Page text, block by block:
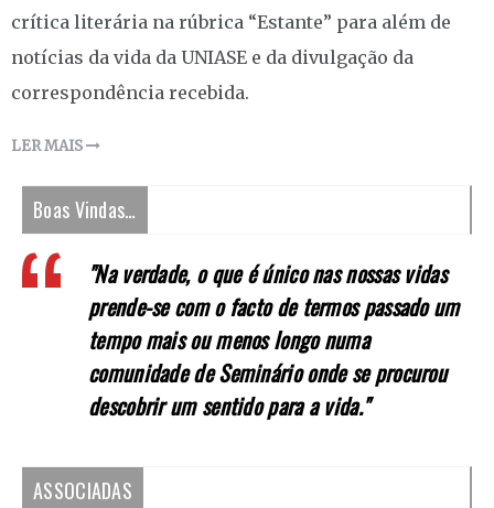
crítica literária na rúbrica “Estante” para além de
notícias da vida da UNIASE e da divulgação da
correspondência recebida.
LER MAIS
Boas Vindas…
"Na verdade, o que é único nas nossas vidas
prende-se com o facto de termos passado um
tempo mais ou menos longo numa
comunidade de Seminário onde se procurou
descobrir um sentido para a vida."
ASSOCIADAS